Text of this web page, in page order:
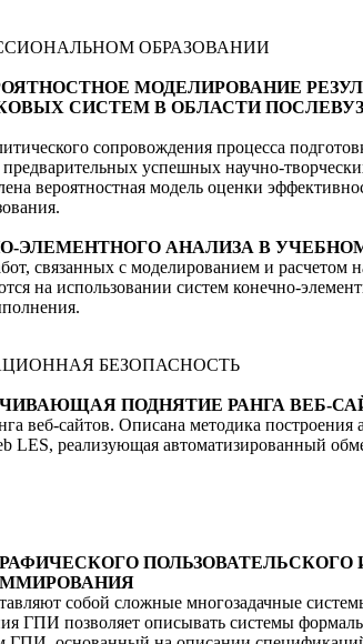
ОБРАЗОВАНИИ
МОДЕЛИРОВАНИЕ
СИСТЕМ В ОБЛАСТИ
сопровождения процесса
успешных научно-
вероятностная модель оценки
ЭЛЕМЕНТНОГО АНАЛИЗА В
связанных с моделированием и расчетом
на использовании систем конечно-
БЕЗОПАСНОСТЬ
ПОДНЯТИЕ РАНГА ВЕБ-
веб-сайтов. Описана методика построения
LES, реализующая автоматизированный
собой сложные многозадачные
ГПИ позволяет описывать системы